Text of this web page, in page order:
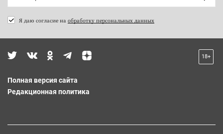
Я даю согласие на обработку персональных данных
18+
Полная версия сайта
Редакционная политика